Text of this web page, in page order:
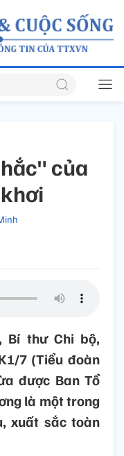
của
Bí thư Chi bộ,
7 (Tiểu đoàn
được Ban Tổ
là một trong
xuất sắc toàn